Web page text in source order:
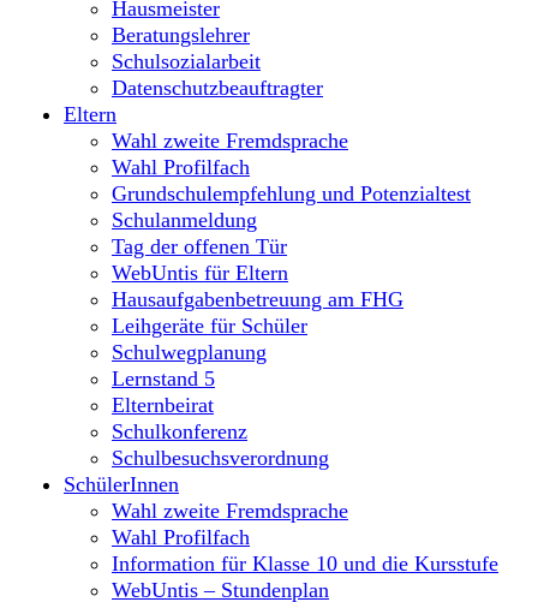
Hausmeister
Beratungslehrer
Schulsozialarbeit
Datenschutzbeauftragter
Eltern
Wahl zweite Fremdsprache
Wahl Profilfach
Grundschulempfehlung und Potenzialtest
Schulanmeldung
Tag der offenen Tür
WebUntis für Eltern
Hausaufgabenbetreuung am FHG
Leihgeräte für Schüler
Schulwegplanung
Lernstand 5
Elternbeirat
Schulkonferenz
Schulbesuchsverordnung
SchülerInnen
Wahl zweite Fremdsprache
Wahl Profilfach
Information für Klasse 10 und die Kursstufe
WebUntis – Stundenplan